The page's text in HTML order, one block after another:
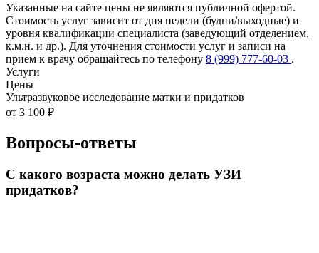
Указанные на сайте цены не являются публичной офертой.
Стоимость услуг зависит от дня недели (будни/выходные) и
уровня квалификации специалиста (заведующий отделением,
к.м.н. и др.). Для уточнения стоимости услуг и записи на
прием к врачу обращайтесь по телефону 8 (999) 777-60-03 .
Услуги
Цены
Ультразвуковое исследование матки и придатков
от 3 100 ₽
Вопросы-ответы
С какого возраста можно делать УЗИ
придатков?